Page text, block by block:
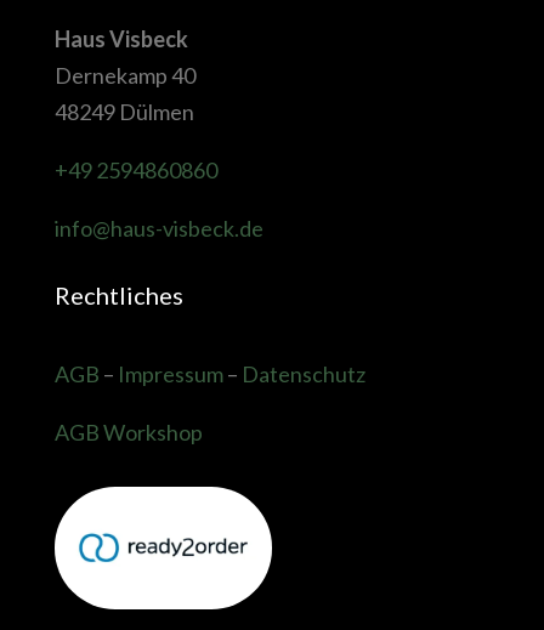
Haus Visbeck
Dernekamp 40
48249 Dülmen
+49 2594860860
info@haus-visbeck.de
Rechtliches
AGB – Impressum– Datenschutz
AGB Workshop